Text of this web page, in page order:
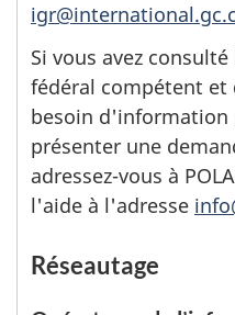
Si vous avez
fédéral compétent et
besoin d'information
présenter une
adressez-vous à
l'aide à l'adresse
Réseautage